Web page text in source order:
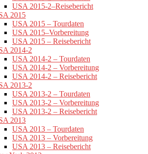
USA 2015-2–Reisebericht
2015
USA 2015 – Tourdaten
USA 2015–Vorbereitung
USA 2015 – Reisebericht
2014-2
USA 2014-2 – Tourdaten
USA 2014-2 – Vorbereitung
USA 2014-2 – Reisebericht
2013-2
USA 2013-2 – Tourdaten
USA 2013-2 – Vorbereitung
USA 2013-2 – Reisebericht
2013
USA 2013 – Tourdaten
USA 2013 – Vorbereitung
USA 2013 – Reisebericht